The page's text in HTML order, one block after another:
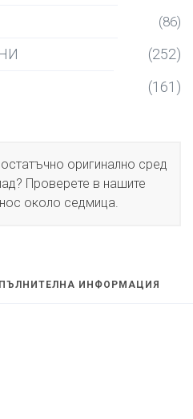
(86)
(252)
(161)
оригинално сред
Проверете в нашите
около седмица.
ИНФОРМАЦИЯ